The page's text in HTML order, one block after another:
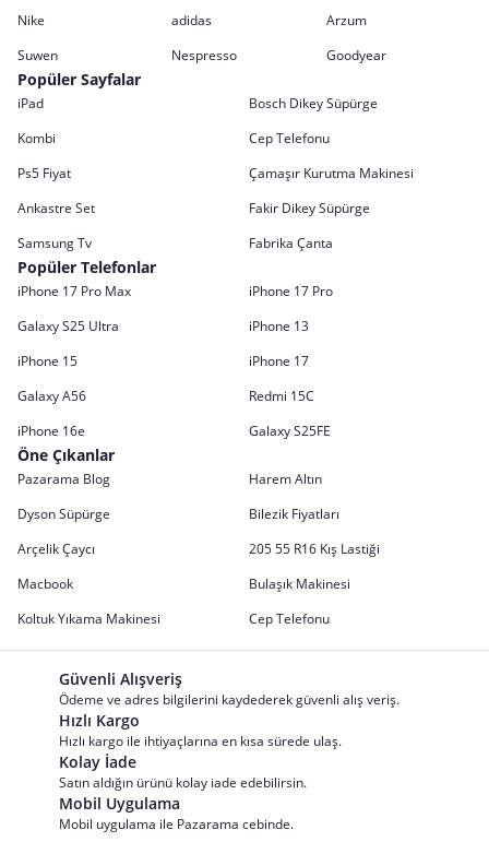
Nike adidas
Arzum
Suwen
Nespresso Goodyear
Popüler Sayfalar
iPad
Bosch Dikey Süpürge
Kombi
Cep Telefonu
Ps5 Fiyat
Çamaşır Kurutma Makinesi
Ankastre Set
Fakir Dikey Süpürge
Samsung Tv
Fabrika Çanta
Popüler Telefonlar
iPhone 17 Pro Max
iPhone 17 Pro
Galaxy S25 Ultra
iPhone 13
iPhone 15
iPhone 17
Galaxy A56
Redmi 15C
iPhone 16e
Galaxy S25FE
Öne Çıkanlar
Pazarama Blog
Harem Altın
Dyson Süpürge
Bilezik Fiyatları
Arçelik Çaycı
205 55 R16 Kış Lastiği
Macbook
Bulaşık Makinesi
Koltuk Yıkama Makinesi
Cep Telefonu
Güvenli Alışveriş
Ödeme ve adres bilgilerini kaydederek güvenli alış veriş.
Hızlı Kargo
Hızlı kargo ile ihtiyaçlarına en kısa sürede ulaş.
Kolay İade
Satın aldığın ürünü kolay iade edebilirsin.
Mobil Uygulama
Mobil uygulama ile Pazarama cebinde.